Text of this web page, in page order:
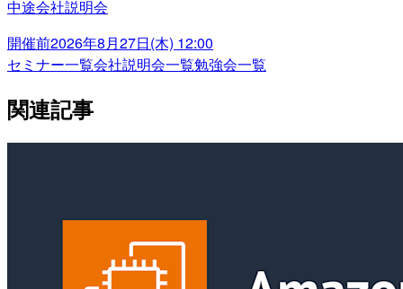
中途会社説明会
開催前2026年8月27日(木) 12:00
セミナー一覧会社説明会一覧勉強会一覧
関連記事